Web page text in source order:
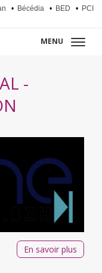
• Bécédia • BED •
PCI
MENU
-
En savoir plus